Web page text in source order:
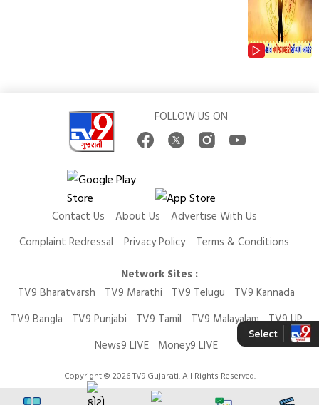
FOLLOW US ON
Contact Us About Us
Advertise With Us
Complaint Redressal
Privacy Policy
Terms & Conditions
Network Sites :
TV9 Bharatvarsh
TV9 Marathi TV9 Telugu
TV9 Kannada
TV9 Bangla
TV9 Punjabi TV9 Tamil TV9 Malayalam TV9 UP
News9 LIVE
Money9 LIVE
Copyright © 2026 TV9 Gujarati. All Rights Reserved.